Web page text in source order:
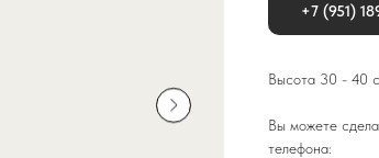
+7 (951)
Высота 30 - 40
Вы можете
телефона: